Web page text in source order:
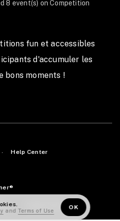
:
standards HYROX, avec une
8 event(s) on Competition
d'accumuler les
bons moments !
· Help Center
· Cookie Policy
and Terms of Use OK